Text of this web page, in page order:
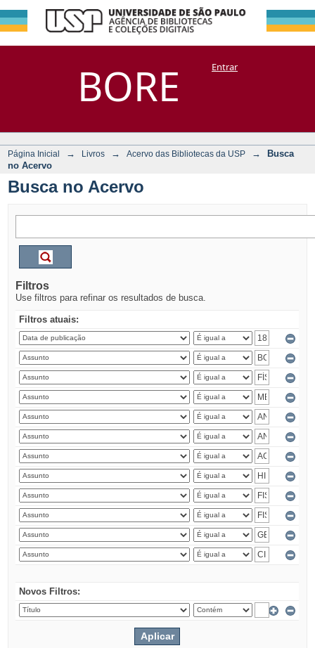
BORE
Busca no Acervo
DSpace/Manakin + CoriscoEntrar
Página Inicial → Livros → Acervo das Bibliotecas da USP →
Busca
no Acervo
Busca no Acervo
Filtros
Use filtros para refinar os resultados de busca.
Filtros atuais:
Novos Filtros: